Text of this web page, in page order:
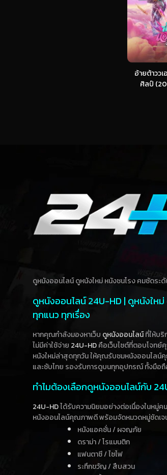
อ้ายต้าววเ
ศิลป์
ดูหนังออนไลน์ ดูหนังใหม่ หนังชนโรง คมชัดระดั
ดูหนังออนไลน์ 24U-HD | ดูหนังให
ทุกแนว ทุกเรื่อง
หากคุณกำลังมองหาเว็บ ดูหนังออนไลน์ที่ให้บริ
ไม่มีค่าใช้จ่าย 24U-HDคือเว็บไซต์ที่ตอบโจทย์
หนังใหม่ล่าสุดทุกวัน ให้คุณรับชมหนังออนไล
และซับไทย รองรับการดูบนทุกอุปกรณ์ ทั้งมือ
ทำไมต้องเลือกดูหนังออนไลน์กับ
24U-HDได้รับความนิยมอย่างต่อเนื่องในหมู่ค
หนังออนไลน์คุณภาพดี พร้อมจัดหมวดหมู่ชัดเจน
หนังแอคชั่น / ผจญภัย
ดราม่า / โรแมนติก
แฟนตาซี / ไซไฟ
ระทึกขวัญ / สืบสวน